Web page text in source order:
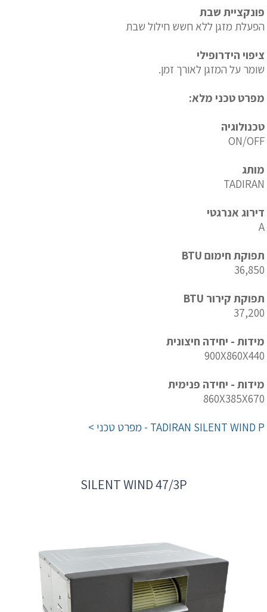
פונקציית שבת
הפעלת מזגן ללא חשש חילול שבת
ציפוי הידרופילי
שומר על המזגן לאורך זמן.
מפרט טכני מלא:
טכנולוגיה
ON/OFF
מותג
TADIRAN
דירוג אנרגטי
A
תפוקת חימום BTU
36,850
תפוקת קירור BTU
37,200
מידות - יחידה חיצונית
900X860X440
מידות - יחידה פנימית
860X385X670
TADIRAN SILENT WIND P - מפרט טכני >
SILENT WIND 47/3P